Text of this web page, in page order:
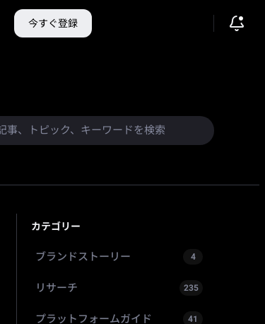
今すぐ登録
カテゴリー
ブランドストーリー 4
リサーチ 235
プラットフォームガイド 41